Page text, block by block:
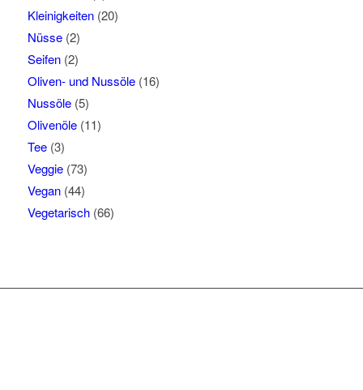
Kleinigkeiten (20)
Nüsse (2)
Seifen (2)
Oliven- und Nussöle (16)
Nussöle (5)
Olivenöle (11)
Tee (3)
Veggie (73)
Vegan (44)
Vegetarisch (66)